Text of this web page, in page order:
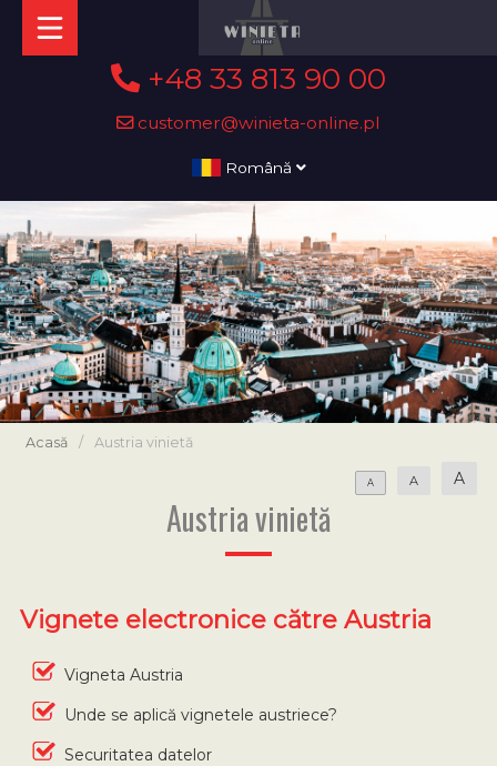
+48 33 813 90 00
customer@winieta-online.pl
Română
Acasă / Austria vinietă
A A A
Austria vinietă
Vignete electronice către Austria
Vigneta Austria
Unde se aplică vignetele austriece?
Securitatea datelor